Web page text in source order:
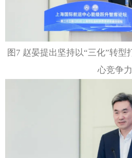
图7 赵晏提出坚持以“三化”转
心竞争力